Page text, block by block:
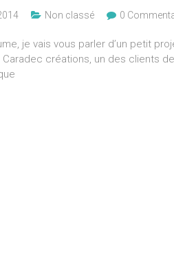
Non classé 0
je vais vous parler d’un petit
créations, un des clients